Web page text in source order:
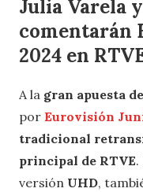
Julia Varela
comentarán
2024 en
A la gran apuesta
por Eurovisión
tradicional
principal de RTVE.
versión UHD,